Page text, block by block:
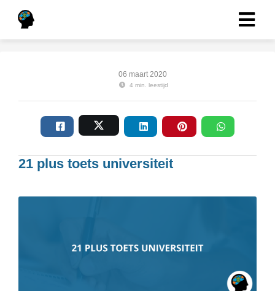
06 maart 2020
4 min. leestijd
21 plus toets universiteit